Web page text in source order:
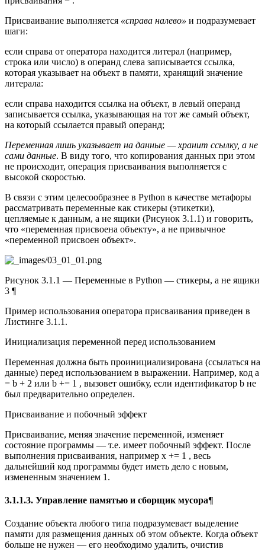
Присваивание выполняется «справа налево» и подразумевает
шаги:
если справа от оператора находится литерал (например,
строка или число) в операнд слева записывается ссылка,
которая указывает на объект в памяти, хранящий значение
литерала:
если справа находится ссылка на объект, в левый операнд
записывается ссылка, указывающая на тот же самый объект,
на который ссылается правый операнд;
Переменная лишь указывает на данные — хранит ссылку, а не
сами данные. В виду того, что копирования данных при этом
не происходит, операция присваивания выполняется с
высокой скоростью.
В связи с этим целесообразнее в Python в качестве метафоры
рассматривать переменные как стикеры (этикетки),
цепляемые к данным, а не ящики (Рисунок 3.1.1) и говорить,
что «переменная присвоена объекту», а не привычное
«переменной присвоен объект».
Рисунок 3.1.1 — Переменные в Python — стикеры, а не ящики
3 ¶
Пример использования оператора присваивания приведен в
Листинге 3.1.1.
Инициализация переменной перед использованием
Переменная должна быть проинициализирована (ссылаться на
данные) перед использованием в выражении. Например, код a
= b + 2 или b += 1 , вызовет ошибку, если идентификатор b не
был предварительно определен.
Присваивание и побочный эффект
Присваивание, меняя значение переменной, изменяет
состояние программы — т.е. имеет побочный эффект. После
выполнения присваивания, например x += 1 , весь
дальнейший код программы будет иметь дело с новым,
измененным значением 1.
3.1.1.3. Управление памятью и сборщик мусора¶
Создание объекта любого типа подразумевает выделение
памяти для размещения данных об этом объекте. Когда объект
больше не нужен — его необходимо удалить, очистив